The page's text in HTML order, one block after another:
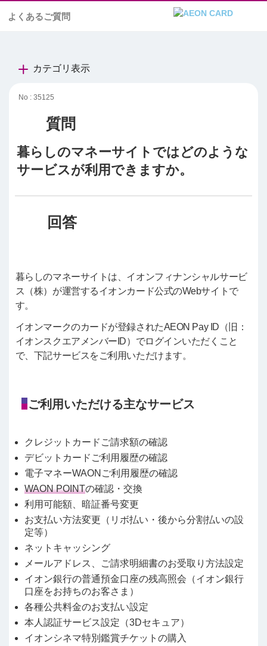
よくあるご質問
カテゴリ表示
No : 35125
暮らしのマネーサイトではどのような
サービスが利用できますか。
暮らしのマネーサイトは、イオンフィナンシャルサービ
ス（株）が運営するイオンカード公式のWebサイトで
す。
イオンマークのカードが登録されたAEON Pay ID（旧：
イオンスクエアメンバーID）でログインいただくこと
で、下記サービスをご利用いただけます。
ご利用いただける主なサービス
クレジットカードご請求額の確認
デビットカードご利用履歴の確認
電子マネーWAONご利用履歴の確認
WAON POINTの確認・交換
利用可能額、暗証番号変更
お支払い方法変更（リボ払い・後から分割払いの設
定等）
ネットキャッシング
メールアドレス、ご請求明細書のお受取り方法設定
イオン銀行の普通預金口座の残高照会（イオン銀行
口座をお持ちのお客さま）
各種公共料金のお支払い設定
本人認証サービス設定（3Dセキュア）
イオンシネマ特別鑑賞チケットの購入